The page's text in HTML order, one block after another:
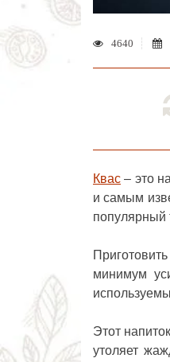
4640
Квас – это
и самым
популярный
минимум
Этот
утоляет